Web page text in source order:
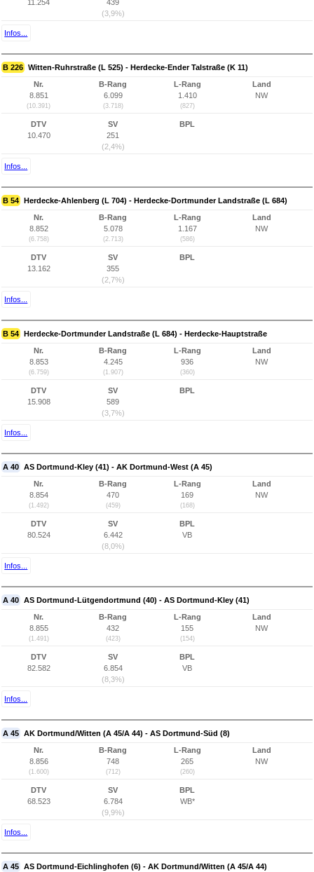
11.254
439
(3,9%)
Infos...
B 226 Witten-Ruhrstraße (L 525) - Herdecke-Ender Talstraße (K 11)
Nr.
8.851
(10.391)
B-Rang
6.099
(3.718)
L-Rang
1.410
(827)
Land
NW
DTV
10.470
SV
251
(2,4%)
BPL
Infos...
B 54 Herdecke-Ahlenberg (L 704) - Herdecke-Dortmunder Landstraße (L 684)
Nr.
8.852
(6.758)
B-Rang
5.078
(2.713)
L-Rang
1.167
(586)
Land
NW
DTV
13.162
SV
355
(2,7%)
BPL
Infos...
B 54 Herdecke-Dortmunder Landstraße (L 684) - Herdecke-Hauptstraße
Nr.
8.853
(6.759)
B-Rang
4.245
(1.907)
L-Rang
936
(360)
Land
NW
DTV
15.908
SV
589
(3,7%)
BPL
Infos...
A 40 AS Dortmund-Kley (41) - AK Dortmund-West (A 45)
Nr.
8.854
(1.492)
B-Rang
470
(459)
L-Rang
169
(168)
Land
NW
DTV
80.524
SV
6.442
(8,0%)
BPL
VB
Infos...
A 40 AS Dortmund-Lütgendortmund (40) - AS Dortmund-Kley (41)
Nr.
8.855
(1.491)
B-Rang
432
(423)
L-Rang
155
(154)
Land
NW
DTV
82.582
SV
6.854
(8,3%)
BPL
VB
Infos...
A 45 AK Dortmund/Witten (A 45/A 44) - AS Dortmund-Süd (8)
Nr.
8.856
(1.600)
B-Rang
748
(712)
L-Rang
265
(260)
Land
NW
DTV
68.523
SV
6.784
(9,9%)
BPL
WB*
Infos...
A 45 AS Dortmund-Eichlinghofen (6) - AK Dortmund/Witten (A 45/A 44)